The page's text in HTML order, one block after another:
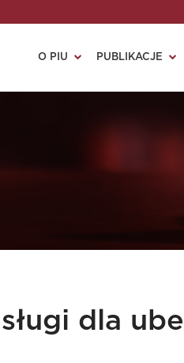
O PIU PUBLIKACJE
dla